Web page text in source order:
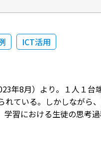
ICT活用
年8月）より。１人１
ている。しかしながら
習における生徒の思考